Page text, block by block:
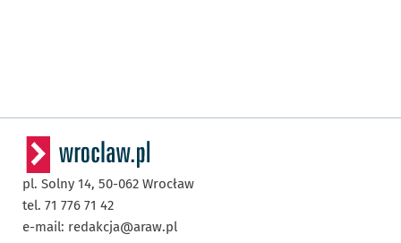
pl. Solny 14, 50-062 Wrocław
tel. 71 776 71 42
e-mail: redakcja@araw.pl